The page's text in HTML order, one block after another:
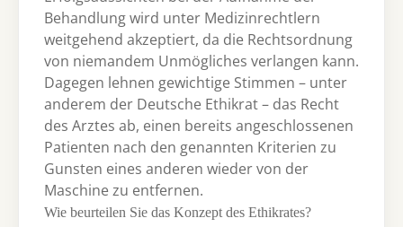
Behandlung wird unter Medizinrechtlern
weitgehend akzeptiert, da die Rechtsordnung
von niemandem Unmögliches verlangen kann.
Dagegen lehnen gewichtige Stimmen – unter
anderem der Deutsche Ethikrat – das Recht
des Arztes ab, einen bereits angeschlossenen
Patienten nach den genannten Kriterien zu
Gunsten eines anderen wieder von der
Maschine zu entfernen.
Wie beurteilen Sie das Konzept des Ethikrates?